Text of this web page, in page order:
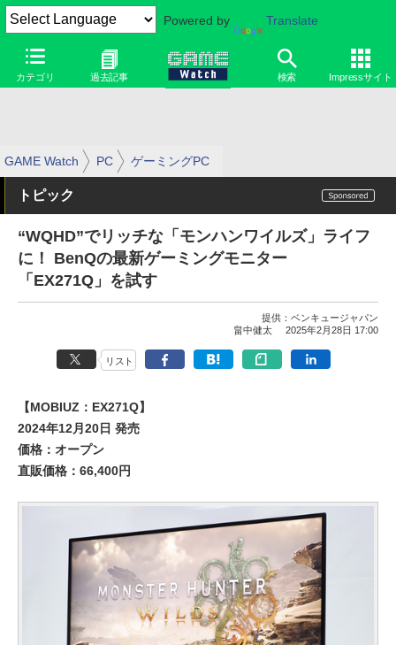
Powered by Translate
カテゴリ 過去記事 検索 Impressサイト
GAME Watch PC ゲーミングPC
トピック
“WQHD”でリッチな「モンハンワイルズ」ライフ
に！ BenQの最新ゲーミングモニター
「EX271Q」を試す
提供： ベンキュージャパン
畠中健太
2025年2月28日 17:00
リスト
【MOBIUZ：EX271Q】
2024年12月20日 発売
価格：オープン
直販価格：66,400円